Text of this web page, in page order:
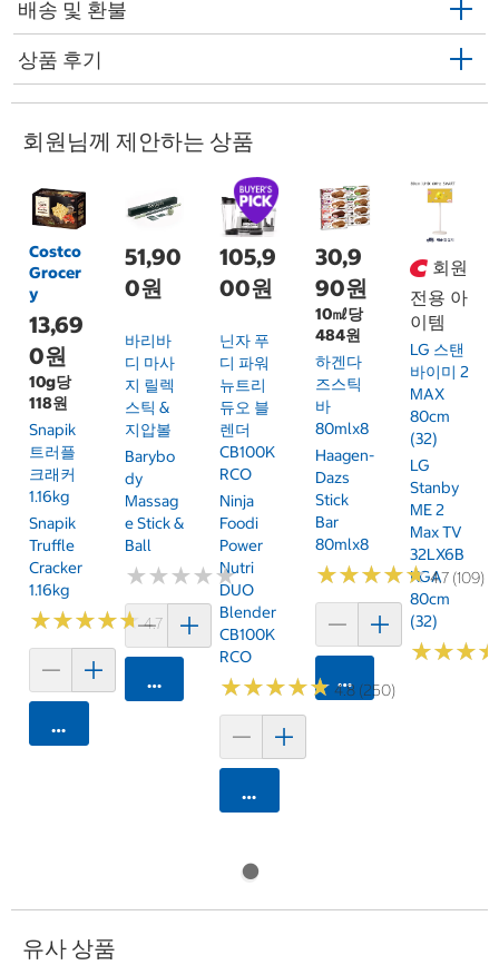
배송 및 환불
상품 후기
회원님께 제안하는 상품
Costco
Grocer
y
13,69
0원
10g당
118원
Snapik
트러플
크래커
1.16kg
Snapik
Truffle
Cracker
1.16kg
★★★★★
★★★★★4.7 (159)
카트에 담기
51,90
0원
바리바
디 마사
지 릴렉
스틱 &
지압볼
Barybo
Dy
Massag
E Stick &
Ball
★★★★★
★★★★★
카트에 담기
105,9
00원
닌자 푸
디 파워
뉴트리
듀오 블
렌더
CB100K
RCO
Ninja
Foodi
Power
Nutri
DUO
Blender
CB100K
RCO
★★★★★
★★★★★ 4.8 (250)
카트에 담기
30,9
90원
10㎖당
484원
하겐다
즈스틱
바
80mlx8
Haagen-
Dazs
Stick
Bar
80mlx8
★★★★★
★★★★★4.7 (109)
카트에 담기
회원
전용 아
이템
LG 스탠
바이미 2
MAX
80cm
(32)
LG
Stanby
ME 2
Max TV
32LX6B
KGA
80cm
(32)
★★★
★★★
유사 상품